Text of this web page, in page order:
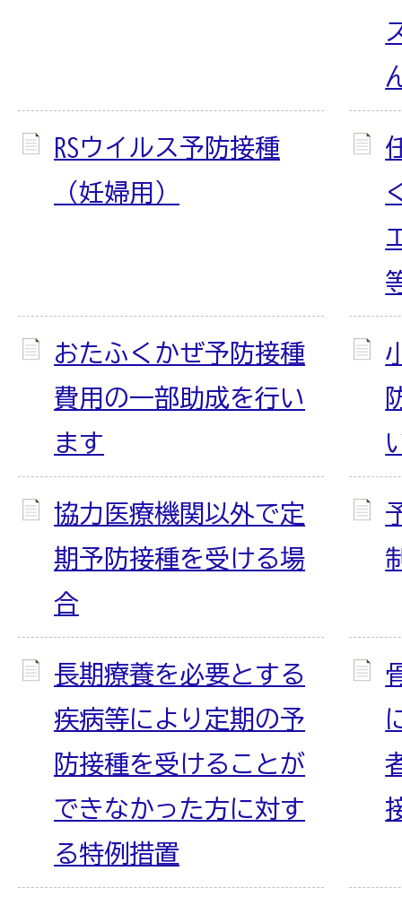
RSウイルス予防接種
（妊婦用）
おたふくかぜ予防接種
費用の一部助成を行い
ます
協力医療機関以外で定
期予防接種を受ける場
合
長期療養を必要とする
疾病等により定期の予
防接種を受けることが
できなかった方に対す
る特例措置